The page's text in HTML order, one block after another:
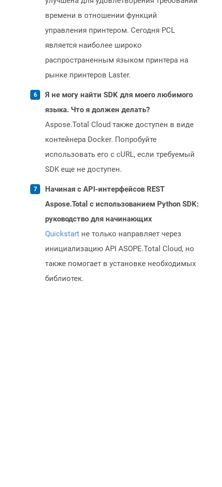
времени в отношении функций
управления принтером. Сегодня PCL
является наиболее широко
распространенным языком принтера на
рынке принтеров Laster.
Я не могу найти SDK для моего любимого
языка. Что я должен делать?
Aspose.Total Cloud также доступен в виде
контейнера Docker. Попробуйте
использовать его с cURL, если требуемый
SDK еще не доступен.
Начиная с API-интерфейсов REST
Aspose.Total с использованием Python SDK:
руководство для начинающих
Quickstart не только направляет через
инициализацию API ASOPE.Total Cloud, но
также помогает в установке необходимых
библиотек.